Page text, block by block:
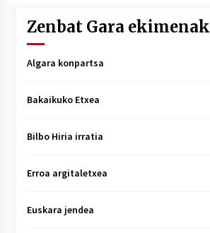
Zenbat Gara ekimenak
Algara konpartsa
Bakaikuko Etxea
Bilbo Hiria irratia
Erroa argitaletxea
Euskara jendea